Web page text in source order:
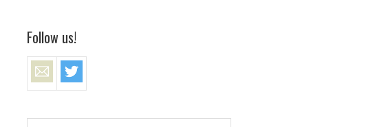
Follow us!